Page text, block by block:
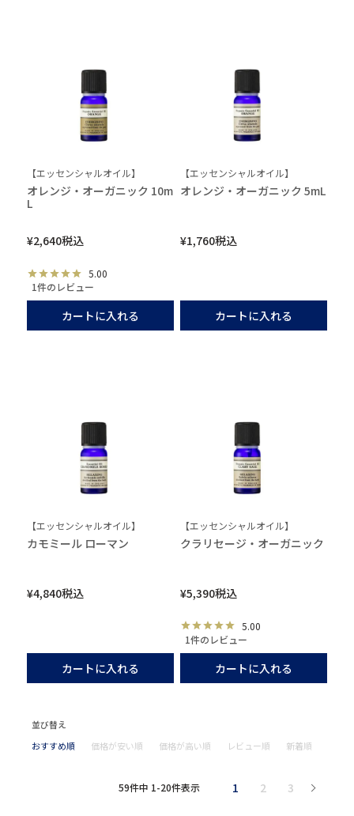
【エッセンシャルオイル】
オレンジ・オーガニック 10m
L
¥2,640税込
5.00
1件のレビュー
カートに入れる
【エッセンシャルオイル】
オレンジ・オーガニック 5mL
¥1,760税込
カートに入れる
【エッセンシャルオイル】
カモミール ローマン
¥4,840税込
カートに入れる
【エッセンシャルオイル】
クラリセージ・オーガニック
¥5,390税込
5.00
1件のレビュー
カートに入れる
並び替え
おすすめ順
価格が安い順 価格が高い順 レビュー順 新着順
59件中 1-20件表示 1 2 3